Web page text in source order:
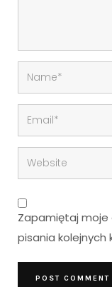
Zapamiętaj
pisania kolejnych